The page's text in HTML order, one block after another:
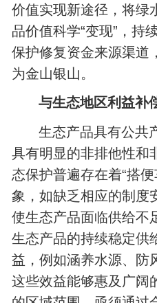
价值实现新途径，将绿
品价值科学“变现”，持
保护修复资金来源渠道
为金山银山。
与生态地区利益补
生态产品具有公共
具有明显的非排他性和
态保护普遍存在着“搭
象，如缺乏相应的制度
使生态产品面临供给不
生态产品的持续稳定供
益，例如涵养水源、防
这些效益能够惠及广阔